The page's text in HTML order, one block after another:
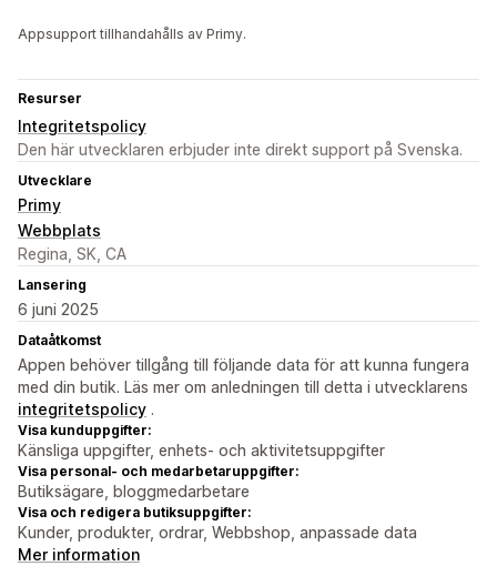
Appsupport tillhandahålls av Primy.
Resurser
Integritetspolicy
Den här utvecklaren erbjuder inte direkt support på Svenska.
Utvecklare
Primy
Webbplats
Regina, SK, CA
Lansering
6 juni 2025
Dataåtkomst
Appen behöver tillgång till följande data för att kunna fungera
med din butik. Läs mer om anledningen till detta i utvecklarens
integritetspolicy .
Visa kunduppgifter:
Känsliga uppgifter, enhets- och aktivitetsuppgifter
Visa personal- och medarbetaruppgifter:
Butiksägare, bloggmedarbetare
Visa och redigera butiksuppgifter:
Kunder, produkter, ordrar, Webbshop, anpassade data
Mer information